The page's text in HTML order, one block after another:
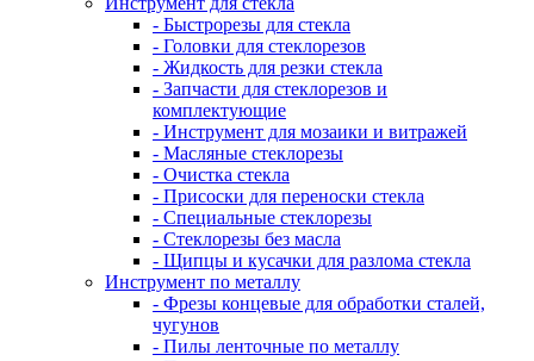
- Быстрорезы для стекла
- Головки для стеклорезов
- Жидкость для резки стекла
- Запчасти для стеклорезов и
комплектующие
- Инструмент для мозаики и витражей
- Масляные стеклорезы
- Очистка стекла
- Присоски для переноски стекла
- Специальные стеклорезы
- Стеклорезы без масла
- Щипцы и кусачки для разлома стекла
Инструмент по металлу
- Фрезы концевые для обработки сталей,
чугунов
- Пилы ленточные по металлу